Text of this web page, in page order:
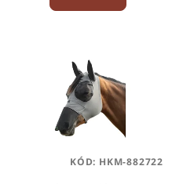
KÓD: HKM-882722